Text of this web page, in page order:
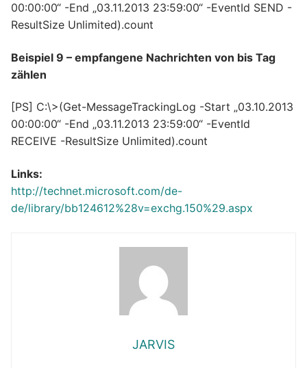
00:00:00“ -End „03.11.2013 23:59:00“ -EventId SEND -
ResultSize Unlimited).count
Beispiel 9 – empfangene Nachrichten von bis Tag
zählen
[PS] C:\>(Get-MessageTrackingLog -Start „03.10.2013
00:00:00“ -End „03.11.2013 23:59:00“ -EventId
RECEIVE -ResultSize Unlimited).count
Links:
http://technet.microsoft.com/de-
de/library/bb124612%28v=exchg.150%29.aspx
JARVIS